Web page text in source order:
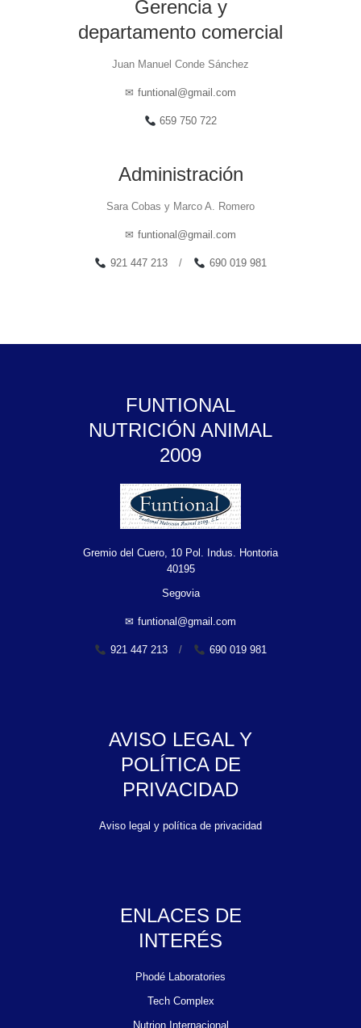
Gerencia y
departamento comercial
Juan Manuel Conde Sánchez
✉ funtional@gmail.com
659 750 722
Administración
Sara Cobas y Marco A. Romero
✉ funtional@gmail.com
921 447 213 / 690 019 981
FUNTIONAL
NUTRICIÓN ANIMAL
2009
Gremio del Cuero, 10 Pol. Indus. Hontoria
40195
Segovia
✉ funtional@gmail.com
921 447 213 / 690 019 981
AVISO LEGAL Y
POLÍTICA DE
PRIVACIDAD
Aviso legal y política de privacidad
ENLACES DE
INTERÉS
Phodé Laboratories
Tech Complex
Nutrion Internacional